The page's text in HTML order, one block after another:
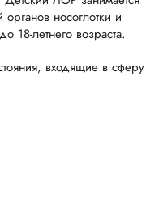
носоглотки и
18-летнего возраста.
входящие в сферу